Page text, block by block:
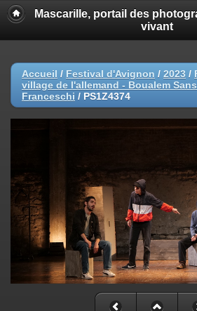
Mascarille, portail des
vivant
Accueil / Festival d'Avignon / 2023 /
village de l'allemand - Boualem
Franceschi / PS1Z4374